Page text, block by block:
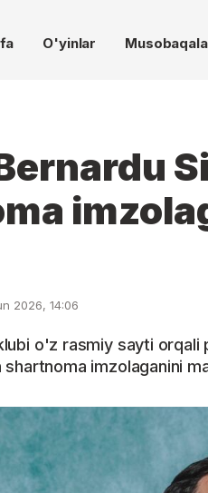
O'yinlar
2026, 14:06
o'z rasmiy sayti orqali
shartnoma imzolaganini